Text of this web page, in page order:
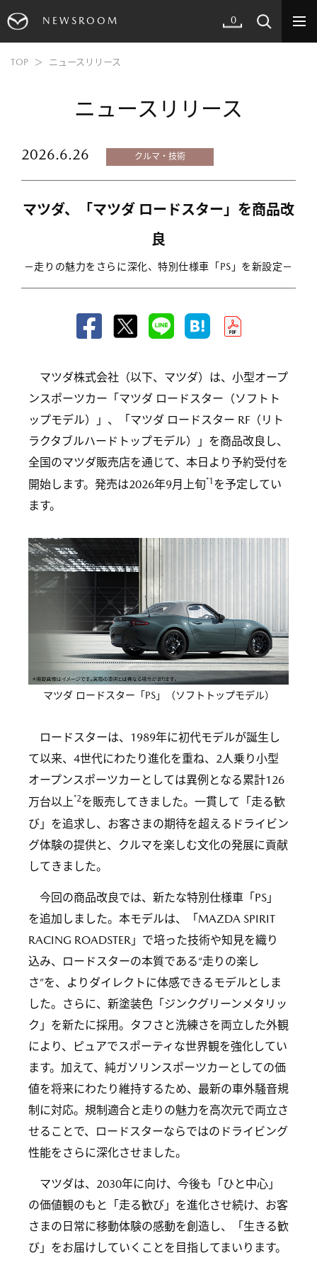
NEWSROOM 0
TOP ニュースリリース
ニュースリリース
2026.6.26 クルマ・技術
マツダ、「マツダ ロードスター」を商品改
良
－走りの魅力をさらに深化、特別仕様車「PS」を新設定－
マツダ株式会社（以下、マツダ）は、小型オープ
ンスポーツカー「マツダ ロードスター（ソフトト
ップモデル）」、「マツダ ロードスター RF（リト
ラクタブルハードトップモデル）」を商品改良し、
全国のマツダ販売店を通じて、本日より予約受付を
開始します。発売は2026年9月上旬*1 を予定してい
ます。
マツダ ロードスター「PS」（ソフトトップモデル）
ロードスターは、1989年に初代モデルが誕生し
て以来、4世代にわたり進化を重ね、2人乗り小型
オープンスポーツカーとしては異例となる累計126
万台以上*2を販売してきました。一貫して「走る歓
び」を追求し、お客さまの期待を超えるドライビン
グ体験の提供と、クルマを楽しむ文化の発展に貢献
してきました。
今回の商品改良では、新たな特別仕様車「PS」
を追加しました。本モデルは、「MAZDA SPIRIT
RACING ROADSTER」で培った技術や知見を織り
込み、ロードスターの本質である“走りの楽し
さ”を、よりダイレクトに体感できるモデルとしま
した。さらに、新塗装色「ジンクグリーンメタリッ
ク」を新たに採用。タフさと洗練さを両立した外観
により、ピュアでスポーティな世界観を強化してい
ます。加えて、純ガソリンスポーツカーとしての価
値を将来にわたり維持するため、最新の車外騒音規
制に対応。規制適合と走りの魅力を高次元で両立さ
せることで、ロードスターならではのドライビング
性能をさらに深化させました。
マツダは、2030年に向け、今後も「ひと中心」
の価値観のもと「走る歓び」を進化させ続け、お客
さまの日常に移動体験の感動を創造し、「生きる歓
び」をお届けしていくことを目指してまいります。